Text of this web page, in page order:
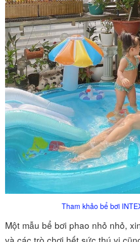
Tham khảo bể bơi
Một mẫu bể bơi phao nhỏ nhỏ,